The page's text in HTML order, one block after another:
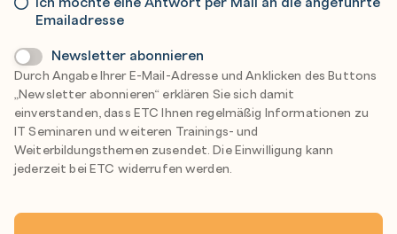
Emailadresse
NewsletterNewsletter abonnieren
Durch Angabe Ihrer E-Mail-Adresse und Anklicken des Buttons
„Newsletter abonnieren“ erklären Sie sich damit
einverstanden, dass ETC Ihnen regelmäßig Informationen zu
IT Seminaren und weiteren Trainings- und
Weiterbildungsthemen zusendet. Die Einwilligung kann
jederzeit bei ETC widerrufen werden.